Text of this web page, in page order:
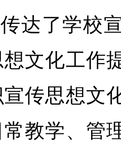
达了学校
文化工作
传思想文
教学、管